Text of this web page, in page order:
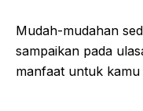
Mudah-mudahan
sampaikan pada
manfaat untuk